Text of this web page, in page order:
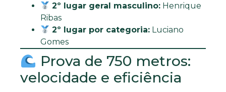
2º lugar geral masculino: Henrique
Ribas
2º lugar por categoria: Luciano
Gomes
Prova de 750 metros:
velocidade e eficiência